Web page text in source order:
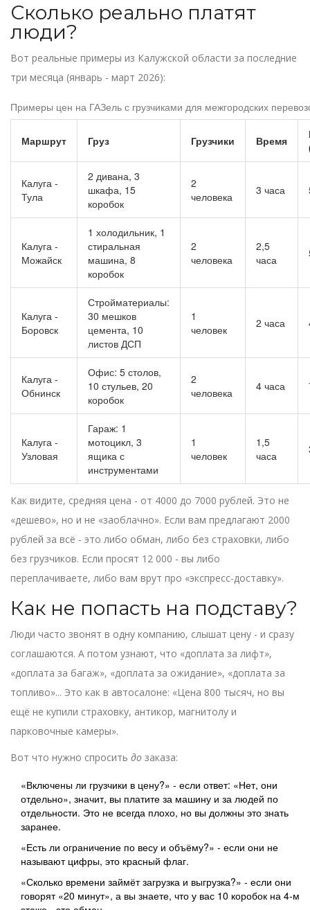
Сколько реально платят
люди?
Вот реальные примеры из Калужской области за последние
три месяца (январь - март 2026):
Примеры цен на ГАЗель с грузчиками для межгородских
Маршрут Груз Грузчики Время
Калуга -
Тула
2 дивана, 3
шкафа, 15
коробок
2
человека
3 часа
Калуга -
Можайск
1 холодильник, 1
стиральная
машина, 8
коробок
2
человека
2,5
часа
Калуга -
Боровск
Стройматериалы:
30 мешков
цемента, 10
листов ДСП
1
человек
2 часа
Калуга -
Обнинск
Офис: 5 столов,
10 стульев, 20
коробок
2
человека
4 часа
Калуга -
Узловая
Гараж: 1
мотоцикл, 3
ящика с
инструментами
1
человек
1,5
часа
Как видите, средняя цена - от 4000 до 7000 рублей. Это не
«дешево», но и не «заоблачно». Если вам предлагают 2000
рублей за всё - это либо обман, либо без страховки, либо
без грузчиков. Если просят 12 000 - вы либо
переплачиваете, либо вам врут про «экспресс-доставку».
Как не попасть на подставу?
Люди часто звонят в одну компанию, слышат цену - и сразу
соглашаются. А потом узнают, что «доплата за лифт»,
«доплата за багаж», «доплата за ожидание», «доплата за
топливо»... Это как в автосалоне: «Цена 800 тысяч, но вы
ещё не купили страховку, антикор, магнитолу и
парковочные камеры».
Вот что нужно спросить до заказа:
«Включены ли грузчики в цену?» - если ответ: «Нет, они
отдельно», значит, вы платите за машину и за людей по
отдельности. Это не всегда плохо, но вы должны это знать
заранее.
«Есть ли ограничение по весу и объёму?» - если они не
называют цифры, это красный флаг.
«Сколько времени займёт загрузка и выгрузка?» - если они
говорят «20 минут», а вы знаете, что у вас 10 коробок на 4-м